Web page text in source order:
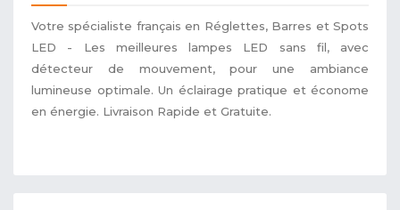
Votre spécialiste français en Réglettes, Barres et Spots
LED - Les meilleures lampes LED sans fil, avec
détecteur de mouvement, pour une ambiance
lumineuse optimale. Un éclairage pratique et économe
en énergie. Livraison Rapide et Gratuite.